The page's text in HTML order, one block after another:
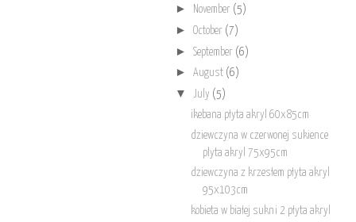
► November (5)
► October (7)
► September (6)
► August (6)
▼ July (5)
ikebana płyta akryl 60x85cm
dziewczyna w czerwonej sukience
plyta akryl 75x95cm
dziewczyna z krzesłem płyta akryl
95x103cm
kobieta w białej sukni 2 płyta akryl